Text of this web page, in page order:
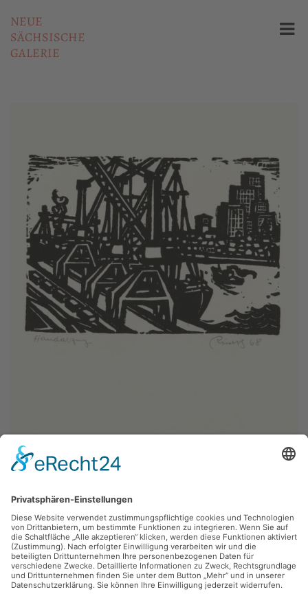
NEUE
SÄCHSISCHE
GALERIE
Lothar Rentsch,Neujahrsgrafik 1968
1968, Linolschnitt, 13.2 x 9.2 cm, Inv.: B-03185
zurück